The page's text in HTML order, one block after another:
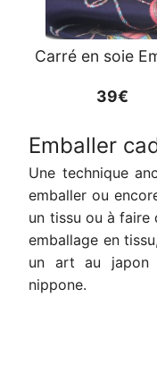
Carré en soie
39€
Emballer
Une technique
emballer ou
un tissu ou à faire
emballage en
un art au japon
nippone.